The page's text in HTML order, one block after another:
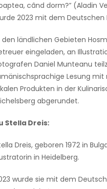
când dorm?” (Aladin
2023 mit dem
den ländlichen Gebieten
eingeladen, an
Daniel Munteanu
Lesung
Produkten in der
abgerundet.
Stella Dreis:
Dreis, geboren 1972 in
in Heidelberg.
wurde sie mit dem